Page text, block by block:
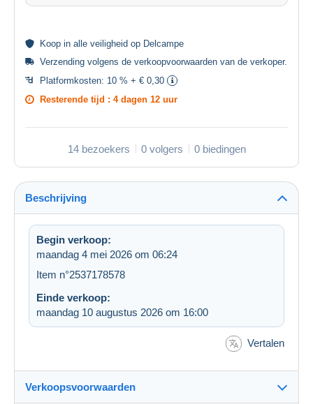
Koop in alle veiligheid op Delcampe
Verzending volgens de verkoopvoorwaarden van de verkoper.
Platformkosten: 10 % + € 0,30
Resterende tijd : 4 dagen 12 uur
14 bezoekers 0 volgers 0 biedingen
Beschrijving
Begin verkoop:
maandag 4 mei 2026 om 06:24
Item n°2537178578
Einde verkoop:
maandag 10 augustus 2026 om 16:00
Vertalen
Verkoopsvoorwaarden